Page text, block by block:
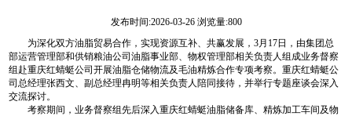
发布时间:2026-03-26 浏览量:800
为深化双方油脂贸易合作，实现资源互补、共赢发展，3月17日，由集团总
部运营管理部和供销粮油公司油脂事业部、物权管理部相关负责人组成业务督察
组赴重庆红蜻蜓公司开展油脂仓储物流及毛油精炼合作专项考察。重庆红蜻蜓公
司总经理张西文、副总经理冉明等相关负责人陪同接待，并举行专题座谈会深入
交流探讨。
考察期间，业务督察组先后深入重庆红蜻蜓油脂储备库、精炼加工车间及物